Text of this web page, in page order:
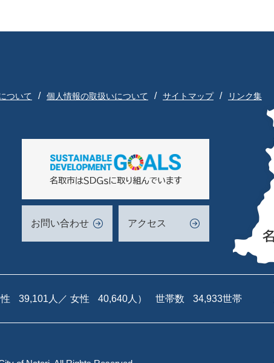
ついて 個人情報の取扱いについて サイトマップ リンク集
お問い合わせ アクセス
性 39,101人／ 女性 40,640人） 世帯数 34,933世帯